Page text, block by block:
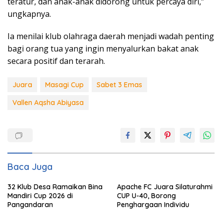
ungkapnya.
Ia menilai klub olahraga daerah menjadi wadah penting
bagi orang tua yang ingin menyalurkan bakat anak
secara positif dan terarah.
Juara Masagi Cup
Sabet 3 Emas
Vallen Aqsha Abiyasa
Baca Juga
32 Klub Desa Ramaikan Bina
Mandiri Cup 2026 di
Pangandaran
Apache FC Juara Silaturahmi
CUP U-40, Borong
Penghargaan Individu